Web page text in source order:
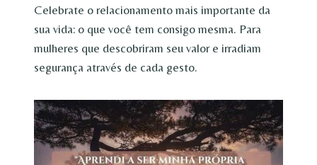
Celebrate o relacionamento mais importante da
sua vida: o que você tem consigo mesma. Para
mulheres que descobriram seu valor e irradiam
segurança através de cada gesto.